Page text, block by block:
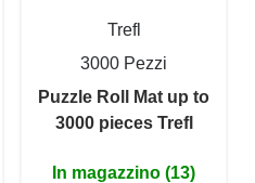
Trefl
3000 Pezzi
Puzzle Roll Mat up to
3000 pieces Trefl
In magazzino (13)